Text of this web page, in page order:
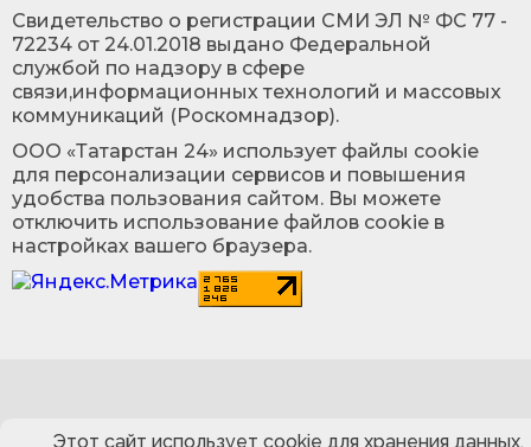
Cвидетельство о регистрации СМИ ЭЛ № ФС 77 -
72234 от 24.01.2018 выдано Федеральной
службой по надзору в сфере
связи,информационных технологий и массовых
коммуникаций (Роскомнадзор).
ООО «Татарстан 24» использует файлы cookie
для персонализации сервисов и повышения
удобства пользования сайтом. Вы можете
отключить использование файлов cookie в
настройках вашего браузера.
Этот сайт использует cookie для хранения данных.